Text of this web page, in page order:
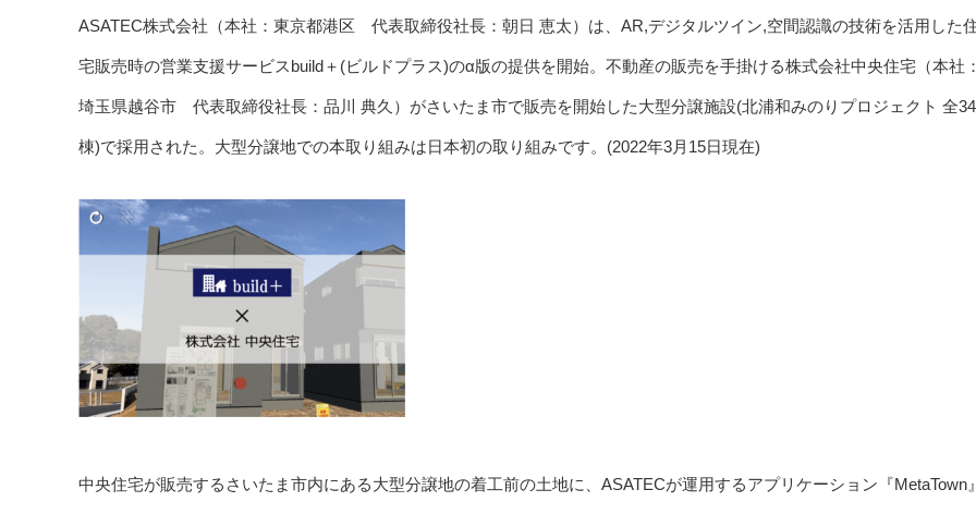
ASATEC株式会社（本社：東京都港区 代表取締役社長：朝日 恵太）は、AR,デジタルツイン,空間認識の技術を活用した
宅販売時の営業支援サービスbuild＋(ビルドプラス)のα版の提供を開始。不動産の販売を手掛ける株式会社中央住宅（本社：
埼玉県越谷市 代表取締役社長：品川 典久）がさいたま市で販売を開始した大型分譲施設(北浦和みのりプロジェクト 全34
棟)で採用された。大型分譲地での本取り組みは日本初の取り組みです。(2022年3月15日現在)
中央住宅が販売するさいたま市内にある大型分譲地の着工前の土地に、ASATECが運用するアプリケーション『MetaTown』